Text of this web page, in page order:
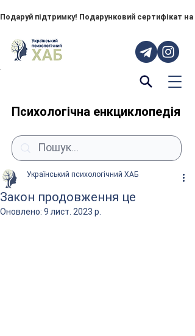
Подаруй підтримку! Подарунковий сертифікат
Психологічна енкциклопедія
Закон продовження це
Український психологічний ХАБ
Оновлено: 9 лист. 2023 р.